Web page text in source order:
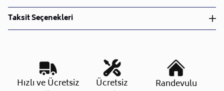
Teslimat ve Kurulum
• Siparişlerinizi aldıktan sonra en kısa sürede işleme
Kargo süreçlerimizi güçlü lojistik ağımızla
destekleyerek, teslimatı en hızlı şekilde
gerçekleştiriyoruz.
Taksit Seçenekleri
Taksit Sayısı Aylık Tutar
Toplam Tutar
Hızlı ve Ücretsiz
Ücretsiz
Randevulu